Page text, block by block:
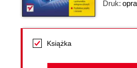
Druk:
Książka